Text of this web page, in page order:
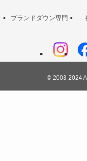
ブランドダウン専門 …
© 2003-2024